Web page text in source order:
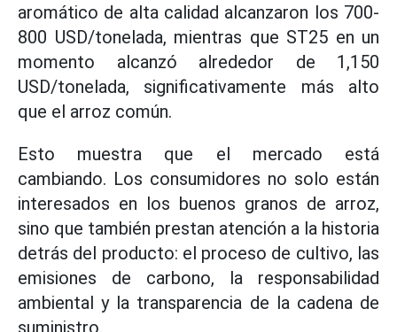
aromático de alta calidad alcanzaron los 700-
800 USD/tonelada, mientras que ST25 en un
momento alcanzó alrededor de 1,150
USD/tonelada, significativamente más alto
que el arroz común.
Esto muestra que el mercado está
cambiando. Los consumidores no solo están
interesados en los buenos granos de arroz,
sino que también prestan atención a la historia
detrás del producto: el proceso de cultivo, las
emisiones de carbono, la responsabilidad
ambiental y la transparencia de la cadena de
suministro.